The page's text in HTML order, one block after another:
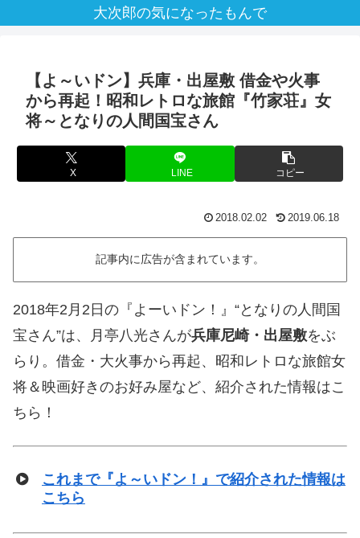
大次郎の気になったもんで
【よ～いドン】兵庫・出屋敷 借金や火事
から再起！昭和レトロな旅館『竹家荘』女
将～となりの人間国宝さん
X LINE コピー
2018.02.02 2019.06.18
記事内に広告が含まれています。
2018年2月2日の『よーいドン！』“となりの人間国
宝さん”は、月亭八光さんが兵庫尼崎・出屋敷をぶ
らり。借金・大火事から再起、昭和レトロな旅館女
将＆映画好きのお好み屋など、紹介された情報はこ
ちら！
これまで『よ～いドン！』で紹介された情報は
こちら